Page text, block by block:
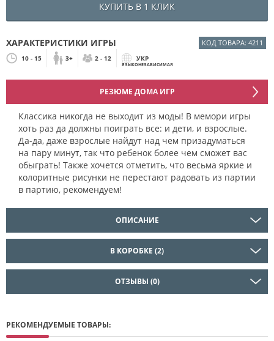
КУПИТЬ В 1 КЛИК
ХАРАКТЕРИСТИКИ ИГРЫ КОД ТОВАРА: 4211
10 - 15 3+ 2 - 12 УКР
ЯЗЫКОНЕЗАВИСИМАЯ
РЕЗЮМЕ ДОМА ИГР
Классика никогда не выходит из моды! В мемори игры
хоть раз да должны поиграть все: и дети, и взрослые.
Да-да, даже взрослые найдут над чем призадуматься
на пару минут, так что ребенок более чем сможет вас
обыграть! Также хочется отметить, что весьма яркие и
колоритные рисунки не перестают радовать из партии
в партию, рекомендуем!
ОПИСАНИЕ
В КОРОБКЕ (2)
ОТЗЫВЫ (0)
РЕКОМЕНДУЕМЫЕ ТОВАРЫ: